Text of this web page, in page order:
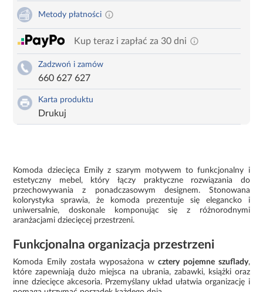
Metody płatności
Kup teraz i zapłać za 30 dni
Zadzwoń i zamów
660 627 627
Karta produktu
Drukuj
Komoda dziecięca Emily z szarym motywem to funkcjonalny i
estetyczny mebel, który łączy praktyczne rozwiązania do
przechowywania z ponadczasowym designem. Stonowana
kolorystyka sprawia, że komoda prezentuje się elegancko i
uniwersalnie, doskonale komponując się z różnorodnymi
aranżacjami dziecięcej przestrzeni.
Funkcjonalna organizacja przestrzeni
Komoda Emily została wyposażona wcztery pojemne szuflady,
które zapewniają dużo miejsca na ubrania, zabawki, książki oraz
inne dziecięce akcesoria. Przemyślany układ ułatwia organizację i